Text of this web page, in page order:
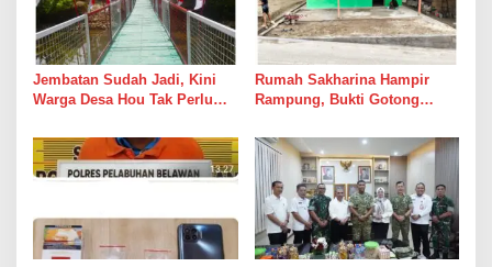
Jembatan Sudah Jadi, Kini
Warga Desa Hou Tak Perlu
Sungai
Rumah Sakharina Hampir
Rampung, Bukti Gotong
dari Janji Banyak Orang